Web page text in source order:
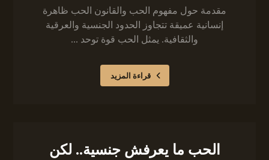
مقدمة حول مفهوم الحب والقانون الحب ظاهرة
إنسانية عميقة تتجاوز الحدود الجنسية والعرقية
والثقافية. يمثل الحب قوة توحد ...
قراءة المزيد
الحب ما يعرفش جنسية.. لكن